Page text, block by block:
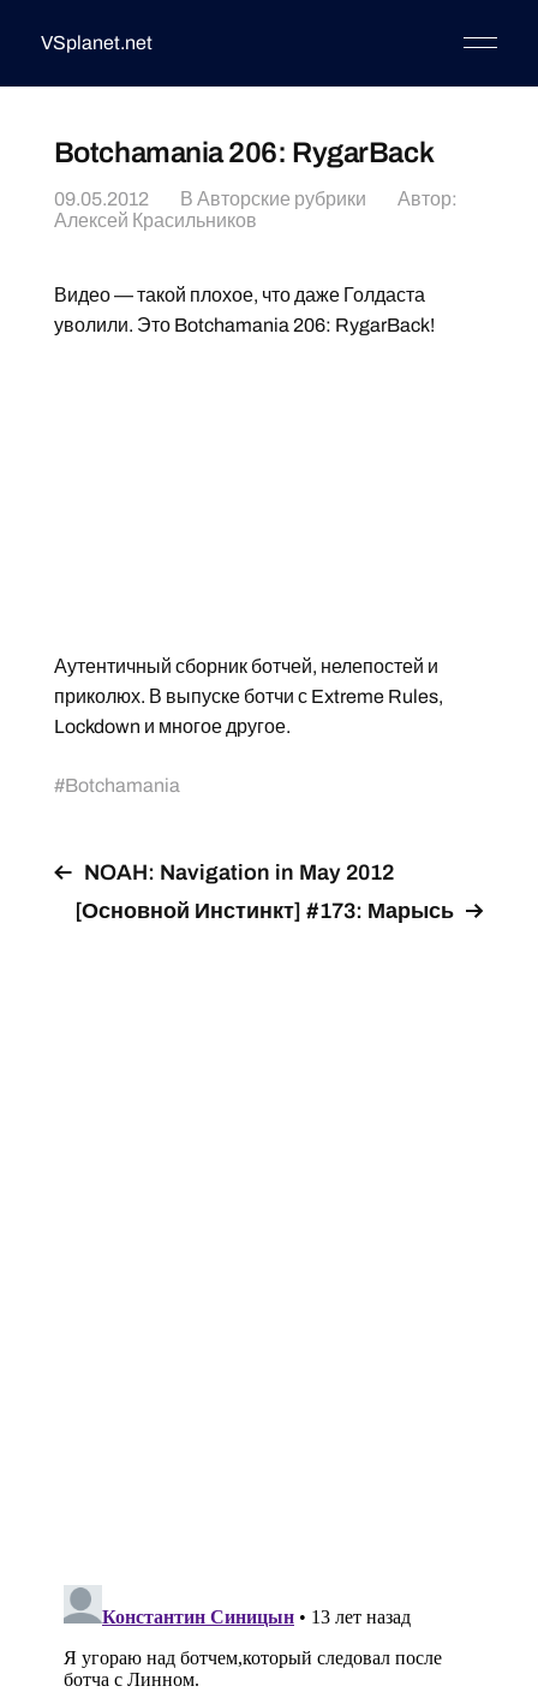
VSplanet.net
Botchamania 206: RygarBack
09.05.2012 В Авторские рубрики
Автор:
Алексей Красильников
Видео — такой плохое, что даже Голдаста
уволили. Это Botchamania 206: RygarBack!
Аутентичный сборник ботчей, нелепостей и
приколюх. В выпуске ботчи с Extreme Rules,
Lockdown и многое другое.
#Botchamania
NOAH: Navigation in May 2012
[Основной Инстинкт] #173: Марысь